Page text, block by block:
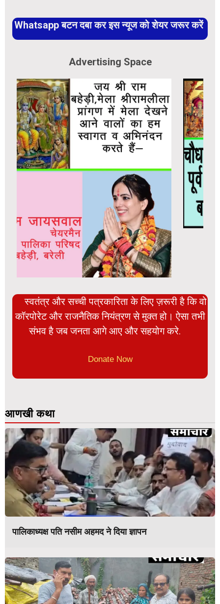
Whatsapp बटन दबा कर इस न्यूज को शेयर जरूर करें
Advertising Space
स्वतंत्र और सच्ची पत्रकारिता के लिए ज़रूरी है कि वो
कॉरपोरेट और राजनैतिक नियंत्रण से मुक्त हो। ऐसा तभी
संभव है जब जनता आगे आए और सहयोग करे.
Donate Now
आणखी कथा
पालिकाध्यक्ष पति नसीम अहमद ने दिया ज्ञापन